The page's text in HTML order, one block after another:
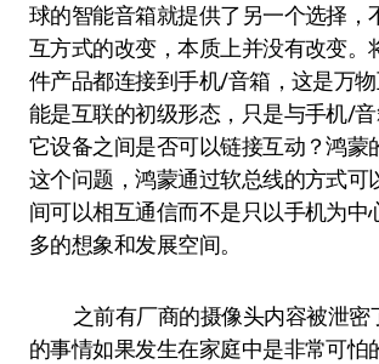
球的智能音箱就提供了另一个选择，
互方式的改变，本质上并没有改变。
件产品都连接到手机/音箱，这是万
能是互联的初级形态，只是与手机/
它设备之间是否可以链接互动？鸿蒙
这个问题，鸿蒙通过软总线的方式可
间可以相互通信而不是只以手机为中
多的想象和发展空间。
之前有厂商的摄像头内容被泄密
的事情如果发生在家庭中是非常可怕